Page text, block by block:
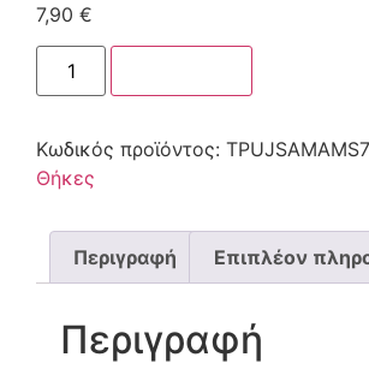
7,90 €
Κωδικός προϊόντος:
Θήκες
Περιγραφή Επιπλέον
Περιγραφή